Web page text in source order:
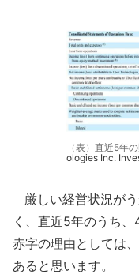
（表）直近5年
ologies Inc.
厳しい経営状況が
く、直近5年のうち
赤字の理由としては
あると思います。